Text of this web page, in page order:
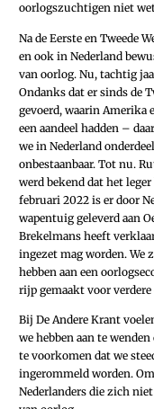
oorlogszuchtigen niet
Na de Eerste en Tweede
en ook in Nederland
van oorlog. Nu, tachtig
Ondanks dat er sinds de
gevoerd, waarin Amerika
een aandeel hadden –
we in Nederland
onbestaanbaar. Tot nu.
werd bekend dat het
februari 2022 is er door
wapentuig geleverd aan
Brekelmans heeft
ingezet mag worden. We
hebben aan een
rijp gemaakt voor verdere
Bij De Andere Krant
we hebben aan te
te voorkomen dat we
ingerommeld worden.
Nederlanders die zich